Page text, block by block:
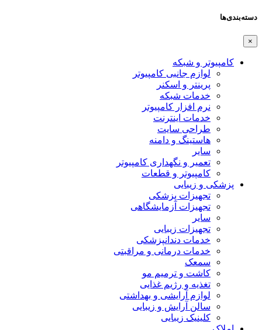
دسته‌بندی‌ها
×
کامپیوتر و شبکه
لوازم جانبی کامپیوتر
پرینتر و اسکنر
خدمات شبکه
نرم افزار کامپیوتر
خدمات اینترنت
طراحی سایت
هاستینگ و دامنه
سایر
تعمیر و نگهداری کامپیوتر
کامپیوتر و قطعات
پزشکی و زیبایی
تجهیزات پزشکی
تجهیزات آزمایشگاهی
سایر
تجهیزات زیبایی
خدمات دندانپزشکی
خدمات درمانی و مراقبتی
سمعک
کاشت و ترمیم مو
تغذیه و رژیم غذایی
لوازم آرایشی و بهداشتی
سالن آرایش و زیبایی
کلینیک زیبایی